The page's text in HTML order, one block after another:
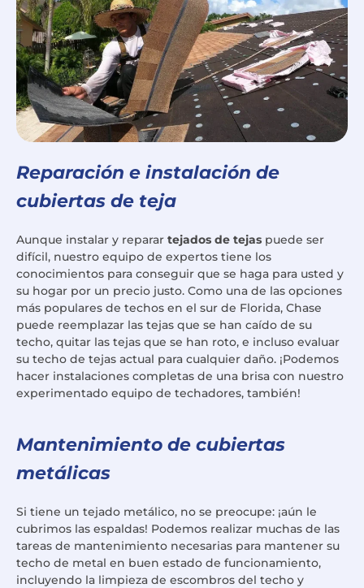
Reparación e instalación de
cubiertas de teja
Aunque instalar y reparar tejados de tejas puede ser
difícil, nuestro equipo de expertos tiene los
conocimientos para conseguir que se haga para usted y
su hogar por un precio justo. Como una de las opciones
más populares de techos en el sur de Florida, Chase
puede reemplazar las tejas que se han caído de su
techo, quitar las tejas que se han roto, e incluso evaluar
su techo de tejas actual para cualquier daño. ¡Podemos
hacer instalaciones completas de una brisa con nuestro
experimentado equipo de techadores, también!
Mantenimiento de cubiertas
metálicas
Si tiene un tejado metálico, no se preocupe: ¡aún le
cubrimos las espaldas! Podemos realizar muchas de las
tareas de mantenimiento necesarias para mantener su
techo de metal en buen estado de funcionamiento,
incluyendo la limpieza de escombros del techo y